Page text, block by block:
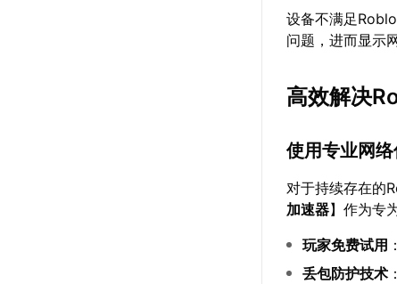
设备不满足
问题，进而显示
高效解决
使用专业网
对于持续存在的
加速器】作为专
玩家免费试用
丢包防护技术